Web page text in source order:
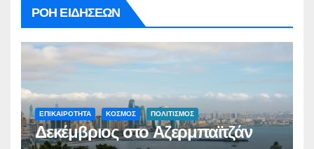
ΡΟΗ ΕΙΔΗΣΕΩΝ
ΕΠΙΚΑΙΡΟΤΗΤΑ ΚΟΣΜΟΣ ΠΟΛΙΤΙΣΜΟΣ
Δεκέμβριος στο Αζερμπαϊτζάν